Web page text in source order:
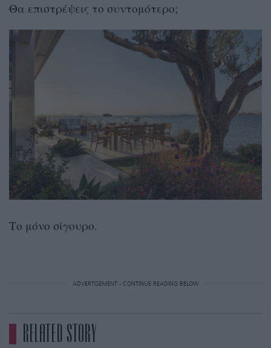
Θα επιστρέψεις το συντομότερο;
Το μόνο σίγουρο.
ADVERTISEMENT - CONTINUE READING BELOW
RELATED STORY